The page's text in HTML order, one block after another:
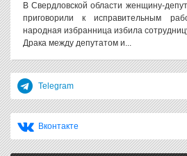
В Свердловской области женщину-
приговорили к исправительным
народная избранница избила
Драка между депутатом и...
Telegram
Вконтакте